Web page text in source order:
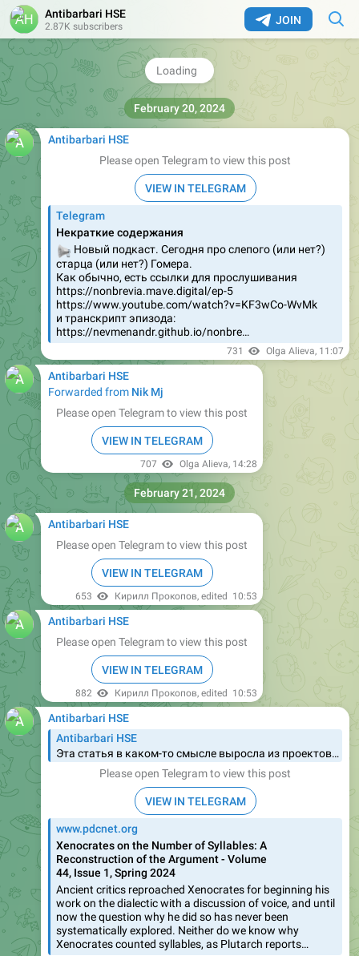
JOIN
Antibarbari HSE
2.87K subscribers
Antibarbari HSE
Please open Telegram to view this post
VIEW IN TELEGRAM
Telegram
Некраткие содержания
Новый подкаст. Сегодня про слепого (или нет?)
старца (или нет?) Гомера.
Как обычно, есть ссылки для прослушивания
https://nonbrevia.mave.digital/ep-5
https://www.youtube.com/watch?v=KF3wCo-WvMk
и транскрипт эпизода:
https://nevmenandr.github.io/nonbre…
731 Olga Alieva, 11:07
February 20, 2024
Antibarbari HSE
Forwarded from Nik Mj
Please open Telegram to view this post
VIEW IN TELEGRAM
707 Olga Alieva, 14:28
Antibarbari HSE
Please open Telegram to view this post
VIEW IN TELEGRAM
653 Кирилл Прокопов, edited 10:53
February 21, 2024
Antibarbari HSE
Please open Telegram to view this post
VIEW IN TELEGRAM
882 Кирилл Прокопов, edited 10:53
Antibarbari HSE
Antibarbari HSE
Эта статья в каком-то смысле выросла из проектов Греко-латинского клуба Antibarbari, поэтому позволю себе похвастаться здесь. Вместе с коллегами и студентами мы читали, примерно с 2018 г., "Физику" Аристотеля, "Парменида" Платона, фрагменты Ксенократа. Все…
Please open Telegram to view this post
VIEW IN TELEGRAM
www.pdcnet.org
Xenocrates on the Number of Syllables: A
Reconstruction of the Argument - Volume
44, Issue 1, Spring 2024
Ancient critics reproached Xenocrates for beginning his
work on the dialectic with a discussion of voice, and until
now the question why he did so has never been
systematically explored. Neither do we know why
Xenocrates counted syllables, as Plutarch reports…